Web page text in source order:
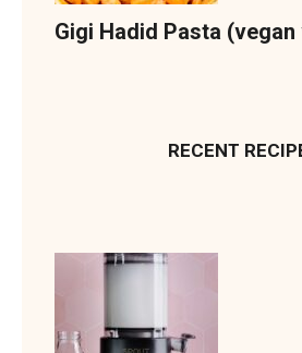
Gigi Hadid Pasta
RECENT